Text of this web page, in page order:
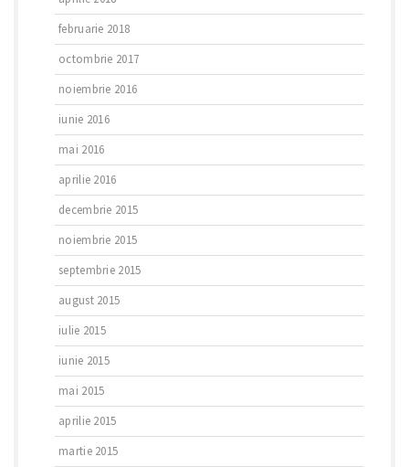
februarie 2018
octombrie 2017
noiembrie 2016
iunie 2016
mai 2016
aprilie 2016
decembrie 2015
noiembrie 2015
septembrie 2015
august 2015
iulie 2015
iunie 2015
mai 2015
aprilie 2015
martie 2015